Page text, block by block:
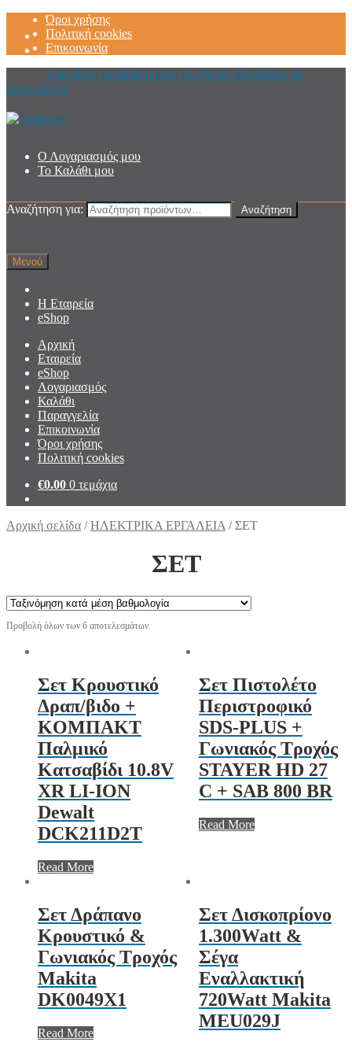
Όροι χρήσης
Πολιτική cookies
Επικοινωνία
Απευθείας μετάβαση στην πλοήγηση Μετάβαση σε
περιεχόμενο
Ο Λογαριασμός μου
Το Καλάθι μου
Αναζήτηση για: Αναζήτηση
Μενού
Η Εταιρεία
eShop
Αρχική
Εταιρεία
eShop
Λογαριασμός
Καλάθι
Παραγγελία
Επικοινωνία
Όροι χρήσης
Πολιτική cookies
€0.00 0 τεμάχια
Αρχική σελίδα /ΗΛΕΚΤΡΙΚΑ ΕΡΓΑΛΕΙΑ /ΣΕΤ
ΣΕΤ
Προβολή όλων των 6 αποτελεσμάτων
Σετ Κρουστικό
Δραπ/βιδο +
ΚOΜΠΑΚΤ
Παλμικό
Κατσαβίδι 10.8V
XR LI-ION
Dewalt
DCK211D2T
Read More
Σετ Πιστολέτο
Περιστροφικό
SDS-PLUS +
Γωνιακός Τροχός
STAYER HD 27
C + SAB 800 BR
Read More
Σετ Δράπανο
Κρουστικό &
Γωνιακός Τροχός
Makita
DK0049X1
Read More
Σετ Δισκοπρίονο
1.300Watt &
Σέγα
Εναλλακτική
720Watt Makita
MEU029J